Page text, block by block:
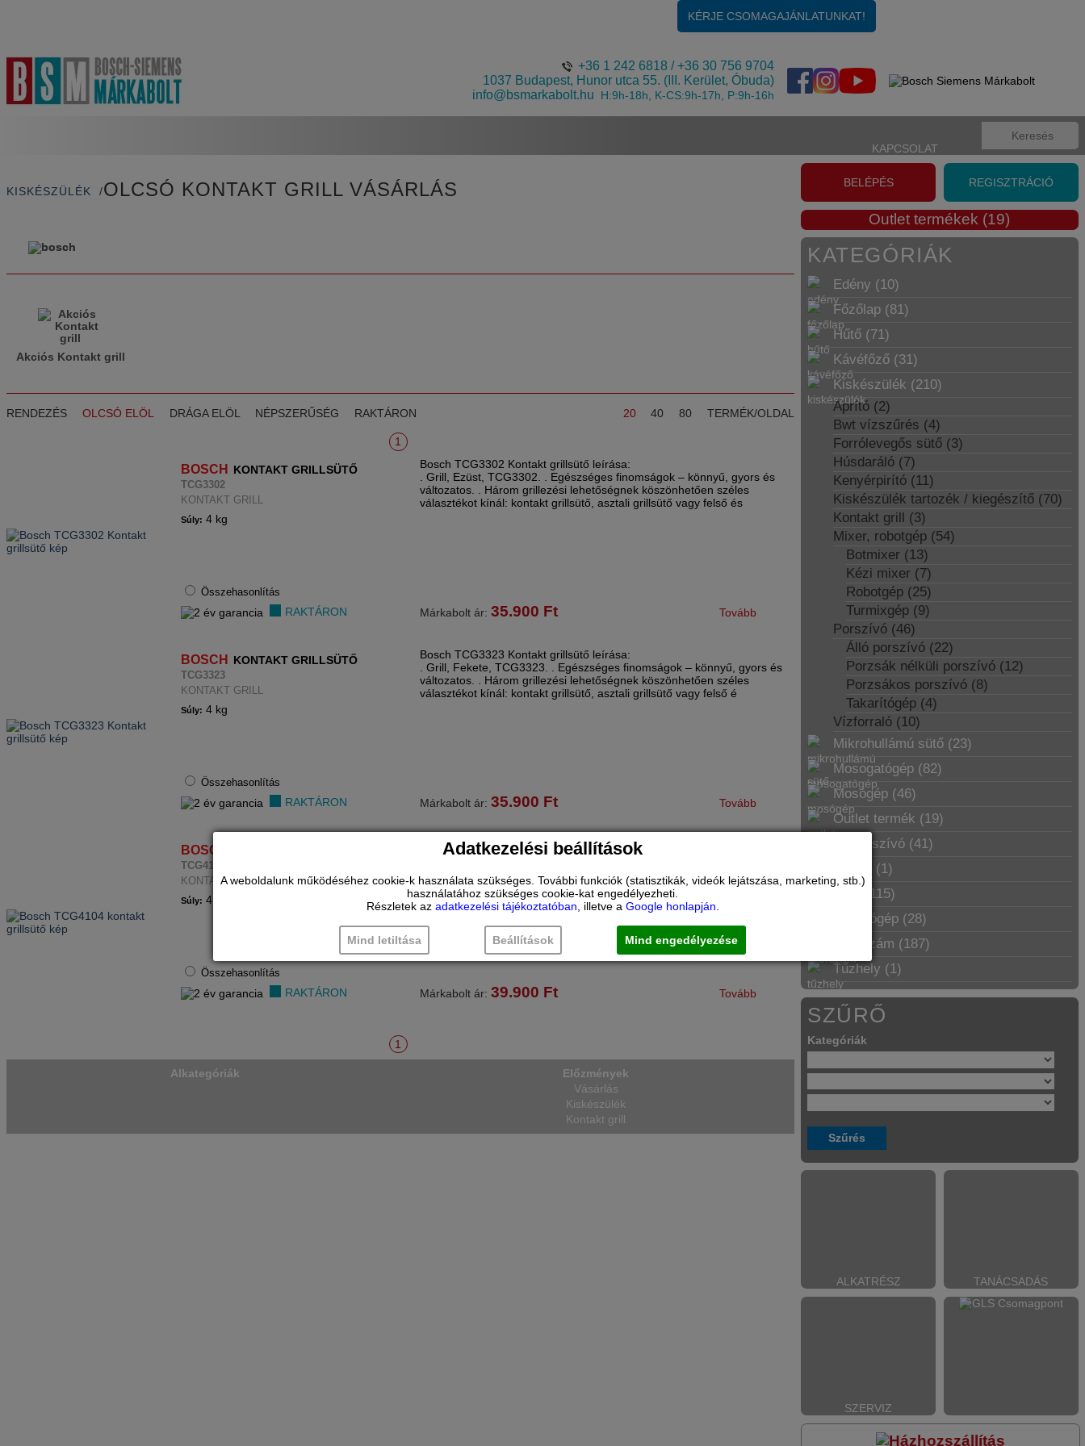
KÉRJE CSOMAGAJÁNLATUNKAT!
+36 1 242 6818 /+36 30 756 9704
1037 Budapest, Hunor utca 55. (III. Kerület, Óbuda)
info@bsmarkabolt.hu
H:9h-18h, K-CS:9h-17h, P:9h-16h
KAPCSOLAT
KISKÉSZÜLÉK OLCSÓ KONTAKT GRILL VÁSÁRLÁS
Akciós Kontakt grill
RENDEZÉS OLCSÓ ELÖL DRÁGA ELÖL NÉPSZERŰSÉG RAKTÁRON 20 40 80 TERMÉK/OLDAL
1
BOSCH KONTAKT GRILLSÜTŐ
TCG3302
KONTAKT GRILL
Súly: 4 kg
Összehasonlítás
RAKTÁRON
Bosch TCG3302 Kontakt grillsütő leírása:
. Grill, Ezüst, TCG3302. . Egészséges finomságok – könnyű, gyors és
változatos. . Három grillezési lehetőségnek köszönhetően széles
választékot kínál: kontakt grillsütő, asztali grillsütő vagy felső és
Márkabolt ár: 35.900 Ft Tovább
BOSCH KONTAKT GRILLSÜTŐ
TCG3323
KONTAKT GRILL
Súly: 4 kg
Összehasonlítás
RAKTÁRON
Bosch TCG3323 Kontakt grillsütő leírása:
. Grill, Fekete, TCG3323. . Egészséges finomságok – könnyű, gyors és
változatos. . Három grillezési lehetőségnek köszönhetően széles
választékot kínál: kontakt grillsütő, asztali grillsütő vagy felső é
Márkabolt ár: 35.900 Ft Tovább
BOSCH
TCG4104
KONTAKT GRILL
Súly: 4 kg
Összehasonlítás
RAKTÁRON
Bosch TCG4104 kontakt grillsütő leírása:
. Grill, piros, TCG4104. . Egészséges és ízletes ételek. Készítsen
köszönhetően széles választékot kínál: kontakt grillsütő, asztali grillsütő
vagy
Márkabolt ár: 39.900 Ft Tovább
1
Alkategóriák
Előzmények
Vásárlás
Kiskészülék
Kontakt grill
BELÉPÉS REGISZTRÁCIÓ
Outlet termékek (19)
KATEGÓRIÁK
Edény (10)
Főzőlap (81)
Hűtő (71)
Kávéfőző (31)
Kiskészülék (210)
Aprító (2)
Bwt vízszűrés (4)
Forrólevegős sütő (3)
Húsdaráló (7)
Kenyérpirító (11)
Kiskészülék tartozék / kiegészítő (70)
Kontakt grill (3)
Mixer, robotgép (54)
Botmixer (13)
Kézi mixer (7)
Robotgép (25)
Turmixgép (9)
Porszívó (46)
Álló porszívó (22)
Porzsák nélküli porszívó (12)
Porzsákos porszívó (8)
Takarítógép (4)
Vízforraló (10)
Mikrohullámú sütő (23)
Mosogatógép (82)
Mosógép (46)
Outlet termék (19)
Páraelszívó (41)
Pároló (1)
Sütő (115)
Szárítógép (28)
Szerszám (187)
Tűzhely (1)
SZŰRŐ
Kategóriák
ALKATRÉSZ TANÁCSADÁS
SZERVIZ
Adatkezelési beállítások
A weboldalunk működéséhez cookie-k használata szükséges. További funkciók (statisztikák, videók lejátszása, marketing, stb.)
használatához szükséges cookie-kat engedélyezheti.
Részletek az adatkezelési tájékoztatóban , illetve a Google honlapján
Mind letiltása Beállítások Mind engedélyezése